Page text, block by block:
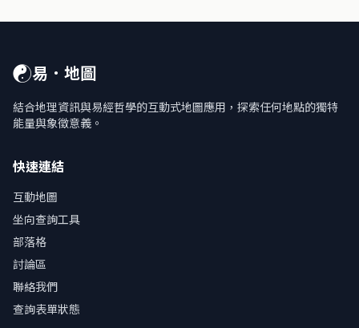
☯易．地圖
結合地理資訊與易經哲學的互動式地圖應用，探索任何地點的獨特
能量與象徵意義。
快速連結
互動地圖
坐向查詢工具
部落格
討論區
聯絡我們
查詢表單狀態